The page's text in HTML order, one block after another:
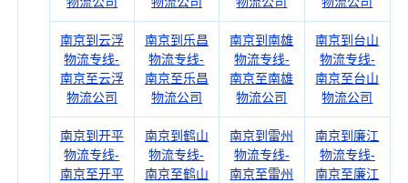
南京到云浮
物流专线-
南京至云浮
物流公司
南京到乐昌
物流专线-
南京至乐昌
物流公司
南京到南雄
物流专线-
南京至南雄
物流公司
南京到台山
物流专线-
南京至台山
物流公司
南京到开平
物流专线-
南京至开平
南京到鹤山
物流专线-
南京至鹤山
南京到雷州
物流专线-
南京至雷州
南京到廉江
物流专线-
南京至廉江